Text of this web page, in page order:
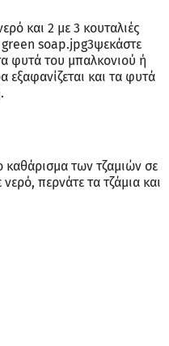
και 2 με 3 κουταλιές
green soap.jpg3ψεκάστε
φυτά του μπαλκονιού ή
εξαφανίζεται και τα φυτά
καθάρισμα των τζαμιών σε
περνάτε τα τζάμια και